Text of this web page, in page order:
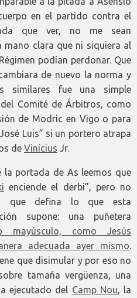
en el partido contra el
que ver, no me sean
mano clara que ni siquiera al
podían perdonar. Que
de nuevo la norma y
similares fue una simple
Comité de Árbitros, como
de Modric en Vigo o para
Luis” si un portero atrapa
de Vinícius Jr.
la portada de As leemos que
enciende el derbi”, pero no
que defina lo que esta
supone: una puñetera
mayúsculo, como Jesús
adecuada ayer mismo.
que disimular y por eso no
tamaña vergüenza, una
ejecutado del Camp Nou, la